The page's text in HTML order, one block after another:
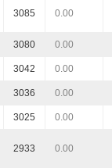
3085 0.00
3080 0.00
3042 0.00
3036 0.00
3025 0.00
2933 0.00